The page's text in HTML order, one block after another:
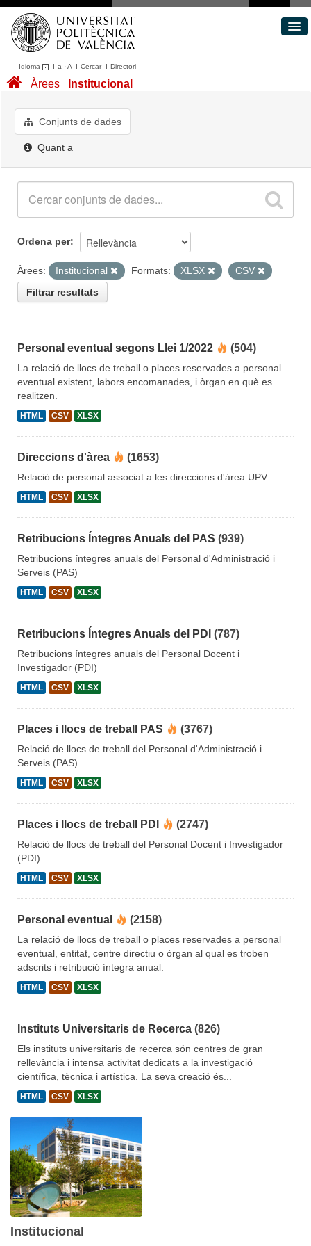
Idioma I a ·A I CercarI Directori
Conjunts de dades
Quant a
Àrees Institucional
Conjunts de dades
Quant a
Ordena per
Àrees: Institucional Formats: XLSX
CSV
Filtrar resultats
Personal eventual segons Llei 1/2022 (504)
La relació de llocs de treball o places reservades a personal
eventual existent, labors encomanades, i òrgan en què es
realitzen.
HTML CSV XLSX
Direccions d'àrea (1653)
Relació de personal associat a les direccions d'àrea UPV
HTML CSV XLSX
Retribucions Íntegres Anuals del PAS (939)
Retribucions íntegres anuals del Personal d'Administració i
Serveis (PAS)
HTML CSV XLSX
Retribucions Íntegres Anuals del PDI (787)
Retribucions íntegres anuals del Personal Docent i
Investigador (PDI)
HTML CSV XLSX
Places i llocs de treball PAS (3767)
Relació de llocs de treball del Personal d'Administració i
Serveis (PAS)
HTML CSV XLSX
Places i llocs de treball PDI (2747)
Relació de llocs de treball del Personal Docent i Investigador
(PDI)
HTML CSV XLSX
Personal eventual (2158)
La relació de llocs de treball o places reservades a personal
eventual, entitat, centre directiu o òrgan al qual es troben
adscrits i retribució íntegra anual.
HTML CSV XLSX
Instituts Universitaris de Recerca (826)
Els instituts universitaris de recerca són centres de gran
rellevància i intensa activitat dedicats a la investigació
científica, tècnica i artística. La seva creació és...
HTML CSV XLSX
Institucional